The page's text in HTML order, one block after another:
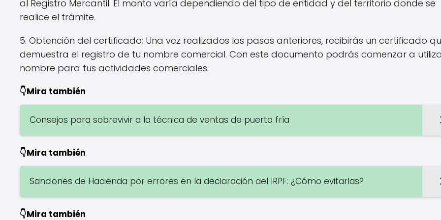
al Registro Mercantil. El monto varía dependiendo del tipo de entidad y del territorio donde se
realice el trámite.
5. Obtención del certificado: Una vez realizados los pasos anteriores, recibirás un certificado
demuestra el registro de tu nombre comercial. Con este documento podrás comenzar a
nombre para tus actividades comerciales.
👇Mira también
Consejos para sobrevivir a la técnica de ventas de puerta fría
👇Mira también
Sanciones de Hacienda por errores en la declaración del IRPF: ¿Cómo evitarlas?
👇Mira también